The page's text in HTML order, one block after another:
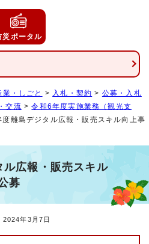
災ポータル
業・しごと > 入札・契約 > 公募・入札
交流 >令和6年度実施業務（観光支
離島デジタル広報・販売スキル向上事
広報・販売スキル
募
年3月7日